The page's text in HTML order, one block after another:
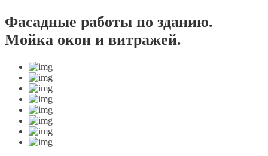
Фасадные работы по зданию.
Мойка окон и витражей.